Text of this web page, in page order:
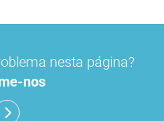
nesta página?
nos